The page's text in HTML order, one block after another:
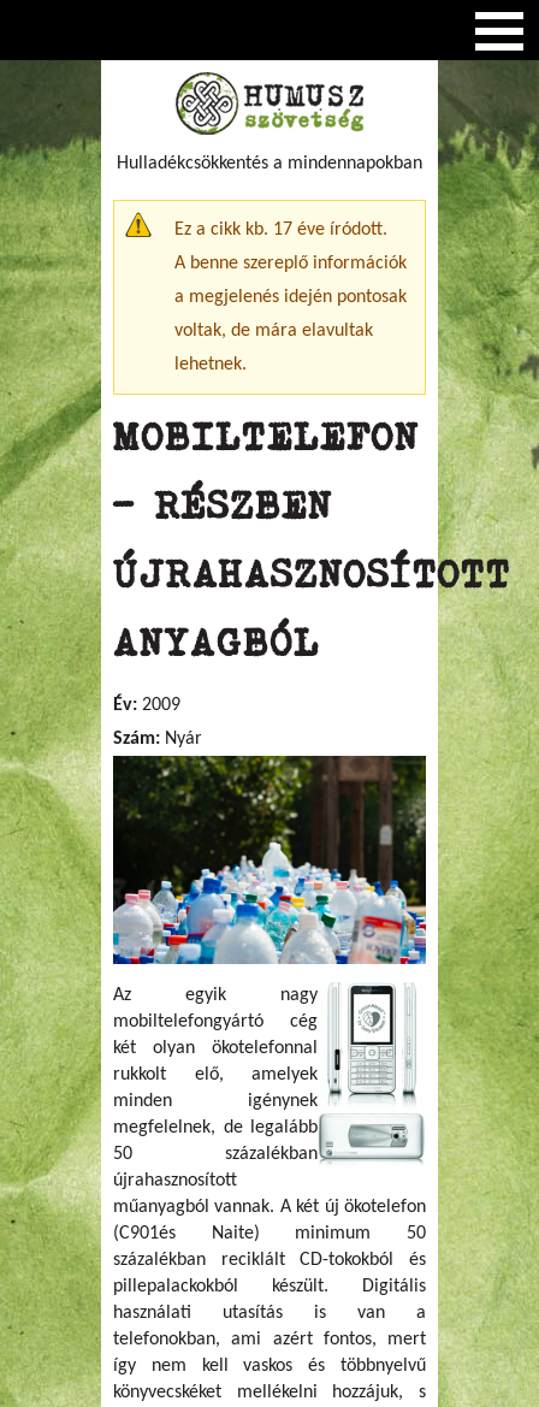
Hulladékcsökkentés a mindennapokban
Figyelmeztető üzenet
Ez a cikk kb. 17 éve íródott.
A benne szereplő információk
a megjelenés idején pontosak
voltak, de mára elavultak
lehetnek.
MOBILTELEFON
- RÉSZBEN
ÚJRAHASZNOSÍTOTT
ANYAGBÓL
Év: 2009
Szám: Nyár
Az egyik nagy
mobiltelefongyártó cég
két olyan ökotelefonnal
rukkolt elő, amelyek
minden igénynek
megfelelnek, de legalább
50 százalékban
újrahasznosított
műanyagból vannak. A két új ökotelefon
(C901és Naite) minimum 50
százalékban reciklált CD-tokokból és
pillepalackokból készült. Digitális
használati utasítás is van a
telefonokban, ami azért fontos, mert
így nem kell vaskos és többnyelvű
könyvecskéket mellékelni hozzájuk, s